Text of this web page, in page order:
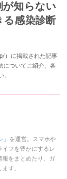
が知らない
る感染診断
）に掲載された記事
についてご紹介。各
。
を運営。スマホや
フを豊かにするレ
報をまとめたり、ガ
す。